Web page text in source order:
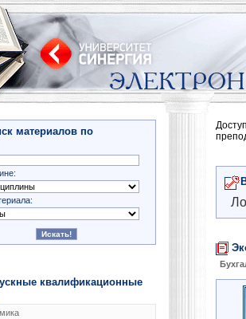
материалов по
квалификационные